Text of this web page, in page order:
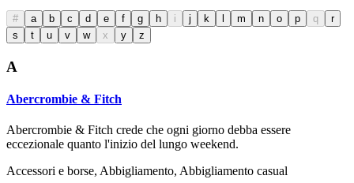
# a b c d e f g h i j k m n o p q
r
s
t u v w x y z
A
Abercrombie & Fitch
Abercrombie & Fitch crede che ogni giorno debba essere
eccezionale quanto l'inizio del lungo weekend.
Accessori e borse, Abbigliamento, Abbigliamento casual